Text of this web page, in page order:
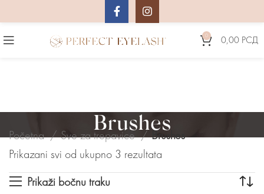
0 0,00 РСД
Brushes
Početna Sve za trepavice
Brushes
Prikazani svi od ukupno 3 rezultata
Prikaži bočnu traku